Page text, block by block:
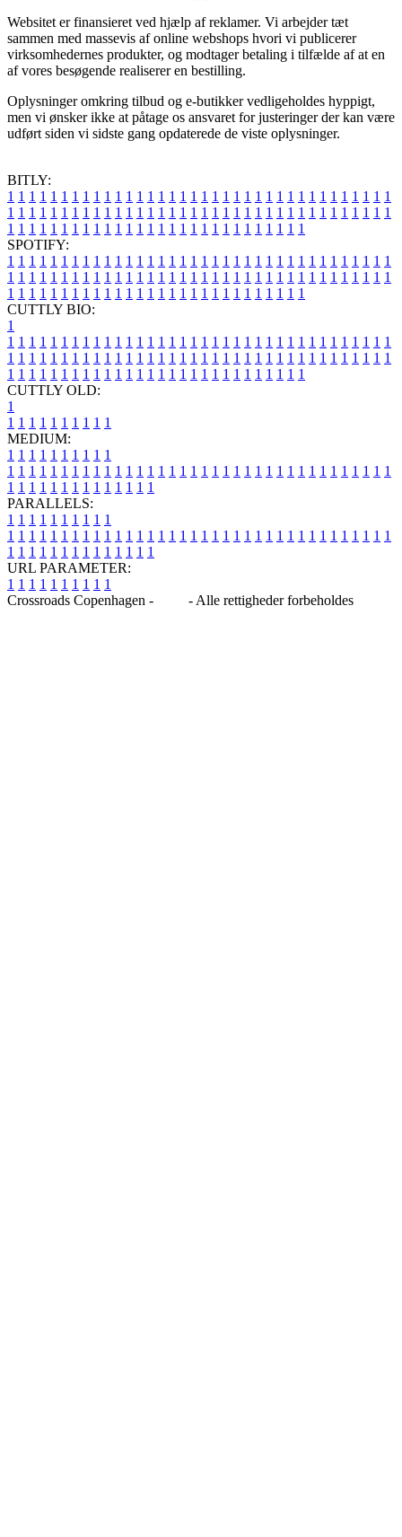
Websitet er finansieret ved hjælp af reklamer. Vi arbejder tæt
sammen med massevis af online webshops hvori vi publicerer
virksomhedernes produkter, og modtager betaling i tilfælde af at en
af vores besøgende realiserer en bestilling.
Oplysninger omkring tilbud og e-butikker vedligeholdes hyppigt,
men vi ønsker ikke at påtage os ansvaret for justeringer der kan være
udført siden vi sidste gang opdaterede de viste oplysninger.
BITLY:
1 1 1 1 1 1 1 1 1 1 1 1 1 1 1 1 1 1 1 1 1 1 1 1 1 1 1 1 1 1 1 1 1 1 1 1
1 1 1 1 1 1 1 1 1 1 1 1 1 1 1 1 1 1 1 1 1 1 1 1 1 1 1 1 1 1 1 1 1 1 1 1
1 1 1 1 1 1 1 1 1 1 1 1 1 1 1 1 1 1 1 1 1 1 1 1 1 1 1 1
SPOTIFY:
1 1 1 1 1 1 1 1 1 1 1 1 1 1 1 1 1 1 1 1 1 1 1 1 1 1 1 1 1 1 1 1 1 1 1 1
1 1 1 1 1 1 1 1 1 1 1 1 1 1 1 1 1 1 1 1 1 1 1 1 1 1 1 1 1 1 1 1 1 1 1 1
1 1 1 1 1 1 1 1 1 1 1 1 1 1 1 1 1 1 1 1 1 1 1 1 1 1 1 1
CUTTLY BIO:
1
1 1 1 1 1 1 1 1 1 1 1 1 1 1 1 1 1 1 1 1 1 1 1 1 1 1 1 1 1 1 1 1 1 1 1 1
1 1 1 1 1 1 1 1 1 1 1 1 1 1 1 1 1 1 1 1 1 1 1 1 1 1 1 1 1 1 1 1 1 1 1 1
1 1 1 1 1 1 1 1 1 1 1 1 1 1 1 1 1 1 1 1 1 1 1 1 1 1 1 1
CUTTLY OLD:
1
1 1 1 1 1 1 1 1 1 1
MEDIUM:
1 1 1 1 1 1 1 1 1 1
1 1 1 1 1 1 1 1 1 1 1 1 1 1 1 1 1 1 1 1 1 1 1 1 1 1 1 1 1 1 1 1 1 1 1 1
1 1 1 1 1 1 1 1 1 1 1 1 1 1
PARALLELS:
1 1 1 1 1 1 1 1 1 1
1 1 1 1 1 1 1 1 1 1 1 1 1 1 1 1 1 1 1 1 1 1 1 1 1 1 1 1 1 1 1 1 1 1 1 1
1 1 1 1 1 1 1 1 1 1 1 1 1 1
URL PARAMETER:
1 1 1 1 1 1 1 1 1 1
Crossroads Copenhagen -
- Alle rettigheder forbeholdes